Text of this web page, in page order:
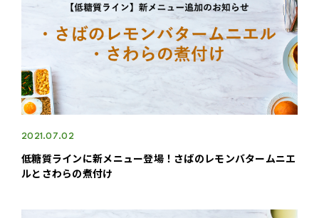
2021.07.02
低糖質ラインに新メニュー登場！さばのレモンバタームニエ
ルとさわらの煮付け